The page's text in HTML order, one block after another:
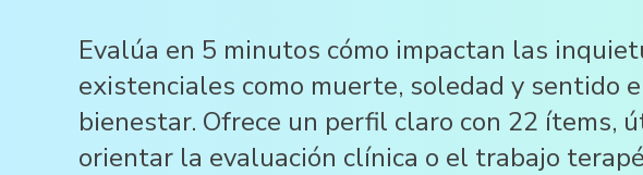
Evalúa en 5 minutos cómo impactan las
existenciales como muerte, soledad y sentido
bienestar. Ofrece un perfil claro con 22 ítems,
orientar la evaluación clínica o el trabajo